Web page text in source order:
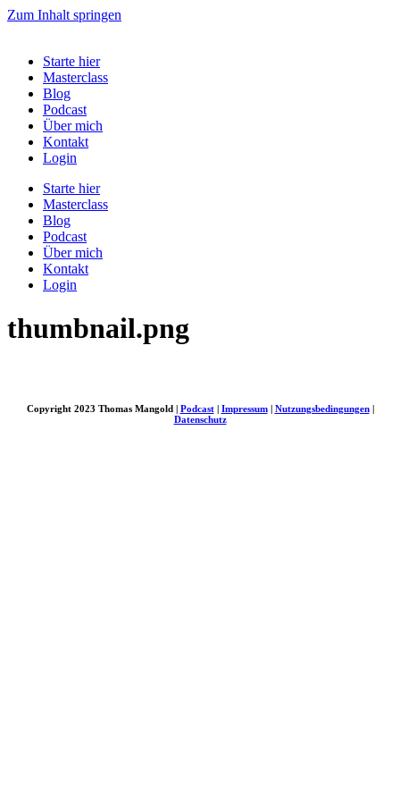
Zum Inhalt springen
Starte hier
Masterclass
Blog
Podcast
Über mich
Kontakt
Login
Starte hier
Masterclass
Blog
Podcast
Über mich
Kontakt
Login
thumbnail.png
Copyright 2023 Thomas Mangold | Podcast| Impressum| Nutzungsbedingungen|
Datenschutz